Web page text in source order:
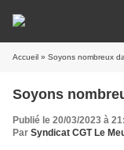
Accueil » Soyons nombreux
Soyons
Publié le 20/03/2023 à
Par Syndicat CGT Le